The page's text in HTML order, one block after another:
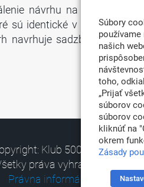
návrhu na zavedenie
sú identické v zámere
sadzbu 100%.
Klub 500, 2026
práva vyhradené
Právna informácia
Súbory
používame
našich
toho,
„Prijať
súborov
súborov
kliknúť na
okrem
Zásady